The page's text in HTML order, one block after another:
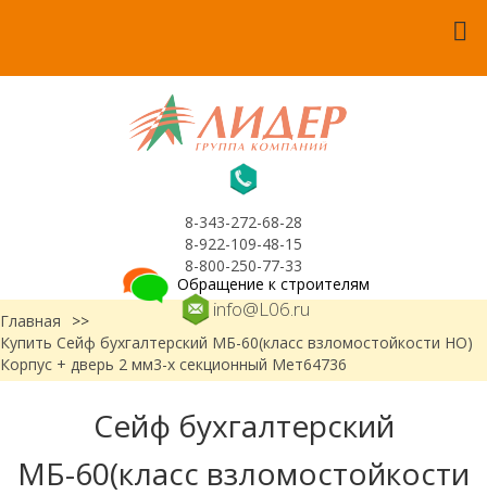
8-343-272-68-28
8-922-109-48-15
8-800-250-77-33
info@L06.ru
Обращение к строителям
Главная
>>
Купить Сейф бухгалтерский МБ-60(класс взломостойкости НО)
Корпус + дверь 2 мм3-х секционный Мет64736
Сейф бухгалтерский
МБ-60(класс взломостойкости